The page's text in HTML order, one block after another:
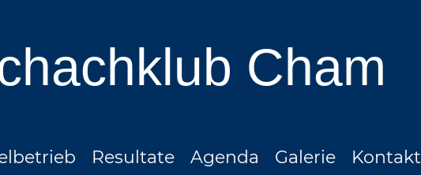
Cham
Resultate Agenda Galerie Kontakt